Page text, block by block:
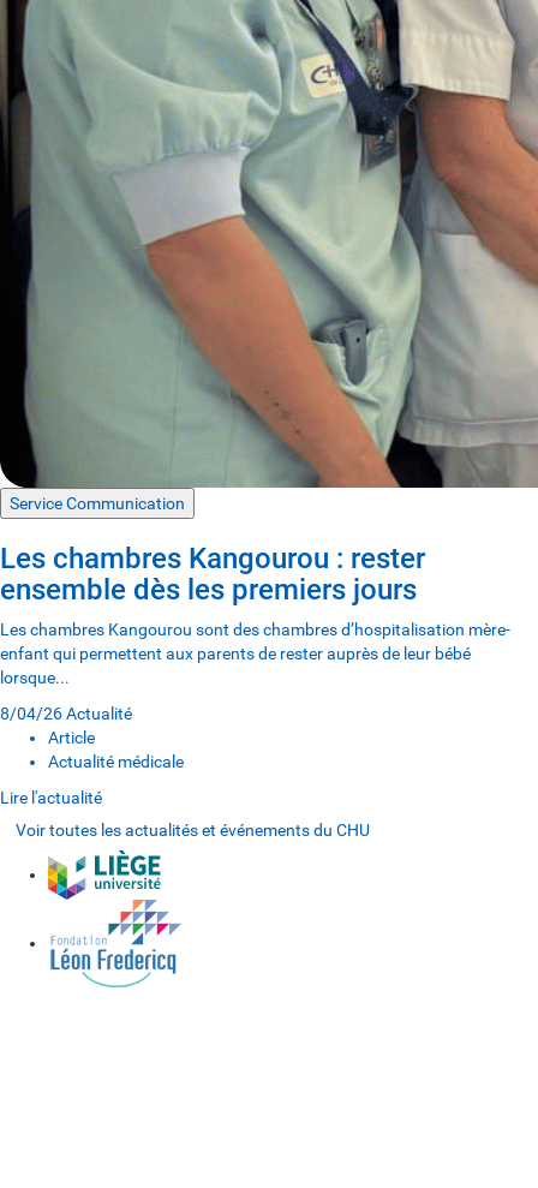
Service Communication
Les chambres Kangourou : rester
ensemble dès les premiers jours
Les chambres Kangourou sont des chambres d’hospitalisation mère-
enfant qui permettent aux parents de rester auprès de leur bébé
lorsque...
8/04/26Actualité
Article
Actualité médicale
Lire l'actualité
Voir toutes les actualités et événements du CHU